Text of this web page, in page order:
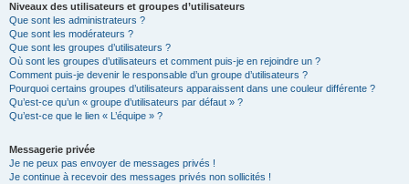
Niveaux des utilisateurs et groupes d’utilisateurs
Que sont les administrateurs ?
Que sont les modérateurs ?
Que sont les groupes d’utilisateurs ?
Où sont les groupes d’utilisateurs et comment puis-je en rejoindre un ?
Comment puis-je devenir le responsable d’un groupe d’utilisateurs ?
Pourquoi certains groupes d’utilisateurs apparaissent dans une couleur différente ?
Qu’est-ce qu’un « groupe d’utilisateurs par défaut » ?
Qu’est-ce que le lien « L’équipe » ?
Messagerie privée
Je ne peux pas envoyer de messages privés !
Je continue à recevoir des messages privés non sollicités !